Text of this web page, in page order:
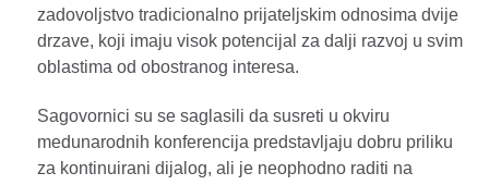
zadovoljstvo tradicionalno prijateljskim odnosima dvije
drzave, koji imaju visok potencijal za dalji razvoj u svim
oblastima od obostranog interesa.
Sagovornici su se saglasili da susreti u okviru
medunarodnih konferencija predstavljaju dobru priliku
za kontinuirani dijalog, ali je neophodno raditi na